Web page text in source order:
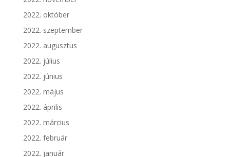
2022. október
2022. szeptember
2022. augusztus
2022. július
2022. június
2022. május
2022. április
2022. március
2022. február
2022. január